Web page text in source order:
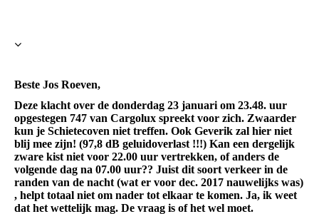
Beste Jos Roeven,
Deze klacht over de donderdag 23 januari om 23.48. uur
opgestegen 747 van Cargolux spreekt voor zich. Zwaarder
kun je Schietecoven niet treffen. Ook Geverik zal hier niet
blij mee zijn! (97,8 dB geluidoverlast !!!) Kan een dergelijk
zware kist niet voor 22.00 uur vertrekken, of anders de
volgende dag na 07.00 uur?? Juist dit soort verkeer in de
randen van de nacht (wat er voor dec. 2017 nauwelijks was)
, helpt totaal niet om nader tot elkaar te komen. Ja, ik weet
dat het wettelijk mag. De vraag is of het wel moet.